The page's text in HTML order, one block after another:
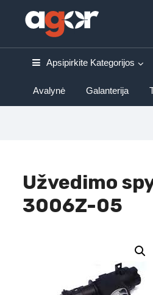
Apsipirkite Kategorijos
Avalynė Galanterija
Užvedimo
3006Z-05